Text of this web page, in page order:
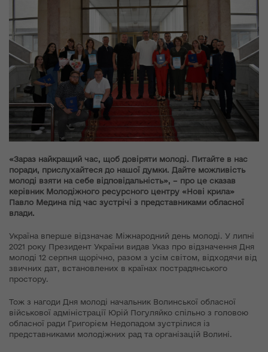
«Зараз найкращий час, щоб довіряти молоді. Питайте в нас
поради, прислухайтеся до нашої думки. Дайте можливість
молоді взяти на себе відповідальність», – про це сказав
керівник Молодіжного ресурсного центру «Нові крила»
Павло Медина під час зустрічі з представниками обласної
влади.
Україна вперше відзначає Міжнародний день молоді. У липні
2021 року Президент України видав Указ про відзначення Дня
молоді 12 серпня щорічно, разом з усім світом, відходячи від
звичних дат, встановлених в країнах пострадянського
простору.
Тож з нагоди Дня молоді начальник Волинської обласної
військової адміністрації Юрій Погуляйко спільно з головою
обласної ради Григорієм Недопадом зустрілися із
представниками молодіжних рад та організацій Волині.